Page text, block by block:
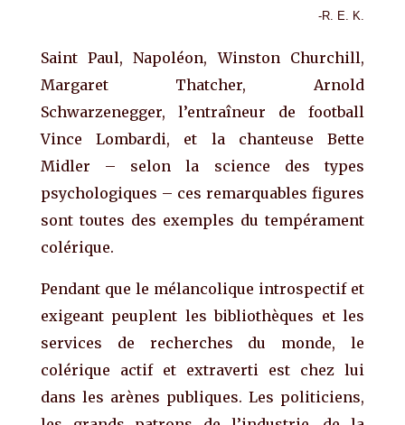
-R. E. K.
Saint Paul, Napoléon, Winston Churchill,
Margaret Thatcher, Arnold
Schwarzenegger, l’entraîneur de football
Vince Lombardi, et la chanteuse Bette
Midler – selon la science des types
psychologiques – ces remarquables figures
sont toutes des exemples du tempérament
colérique.
Pendant que le mélancolique introspectif et
exigeant peuplent les bibliothèques et les
services de recherches du monde, le
colérique actif et extraverti est chez lui
dans les arènes publiques. Les politiciens,